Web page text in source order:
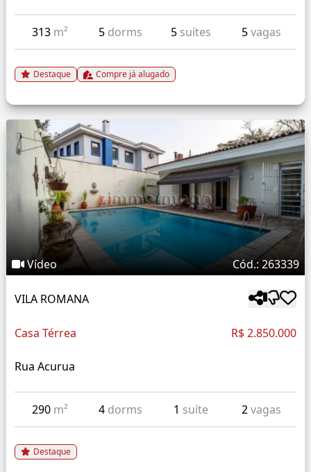
313 m² 5 dorms 5 suítes 5vagas
Destaque Compre já alugado
Vídeo Cód.: 263339
VILA ROMANA
Casa Térrea R$ 2.850.000
Rua Acurua
290 m² 4 dorms 1 suíte 2vagas
Destaque